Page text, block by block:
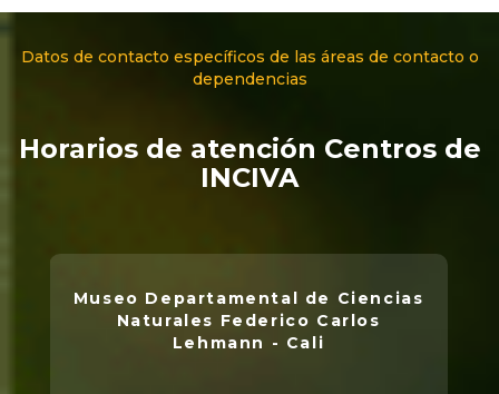
Datos de contacto específicos de las áreas de contacto o
dependencias
Horarios de atención Centros de
INCIVA
Museo Departamental de Ciencias
Naturales Federico Carlos
Lehmann - Cali